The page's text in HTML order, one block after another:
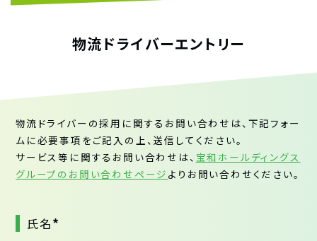
物流ドライバーエントリー
物流ドライバーの採用に関するお問い合わせは、下記フォー
ムに必要事項をご記入の上、送信してください。
サービス等に関するお問い合わせは、宝和ホールディングス
グループのお問い合わせページ よりお問い合わせください。
氏名*